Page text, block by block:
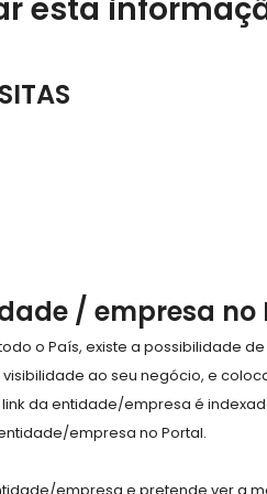
esta
/ empresa no
o País, existe a possibilidade
ao seu negócio, e
link da entidade/empresa é
empresa no Portal.